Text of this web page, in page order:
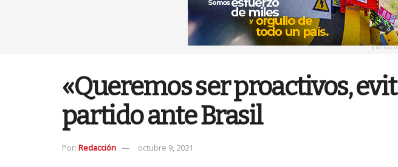
«Queremos ser proactivos,
partido ante Brasil
Por: Redacción octubre 9, 2021